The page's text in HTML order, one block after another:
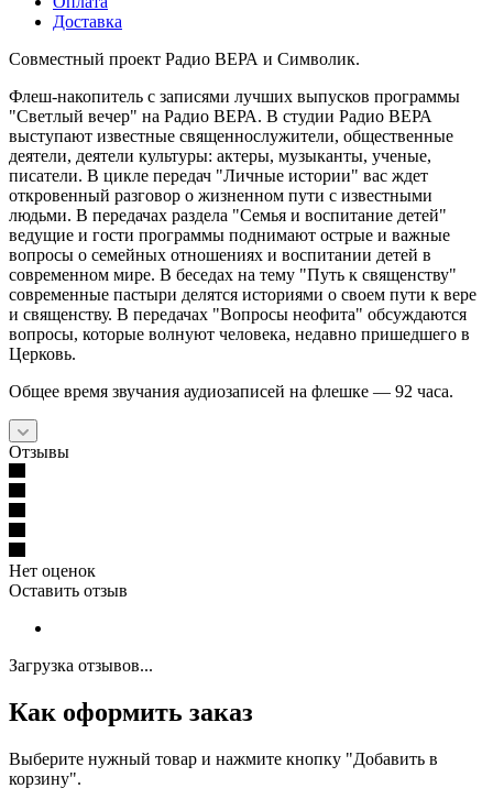
Доставка
Совместный проект Радио ВЕРА и Символик.
Флеш-накопитель с записями лучших выпусков программы
"Светлый вечер" на Радио ВЕРА. В студии Радио ВЕРА
выступают известные священнослужители, общественные
деятели, деятели культуры: актеры, музыканты, ученые,
писатели. В цикле передач "Личные истории" вас ждет
откровенный разговор о жизненном пути с известными
людьми. В передачах раздела "Семья и воспитание детей"
ведущие и гости программы поднимают острые и важные
вопросы о семейных отношениях и воспитании детей в
современном мире. В беседах на тему "Путь к священству"
современные пастыри делятся историями о своем пути к вере
и священству. В передачах "Вопросы неофита" обсуждаются
вопросы, которые волнуют человека, недавно пришедшего в
Церковь.
Общее время звучания аудиозаписей на флешке — 92 часа.
Отзывы
Нет оценок
Оставить отзыв
Загрузка отзывов...
Как оформить заказ
Выберите нужный товар и нажмите кнопку "Добавить в
корзину".